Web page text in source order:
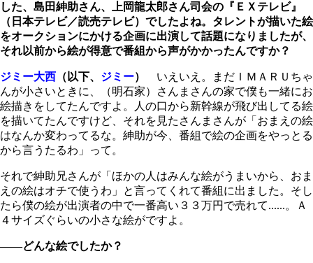
した、島田紳助さん、上岡龍太郎さん司会の『ＥＸテレビ』
（日本テレビ／読売テレビ）でしたよね。タレントが描いた絵
をオークションにかける企画に出演して話題になりましたが、
それ以前から絵が得意で番組から声がかかったんですか？
ジミー大西 （以下、 ジミー）
いえいえ。まだＩＭＡＲＵちゃ
んが小さいときに、（明石家）さんまさんの家で僕も一緒にお
絵描きをしてたんですよ。人の口から新幹線が飛び出してる絵
を描いてたんですけど、それを見たさんまさんが「おまえの絵
はなんか変わってるな。紳助が今、番組で絵の企画をやっとる
から言うたるわ」って。
それで紳助兄さんが「ほかの人はみんな絵がうまいから、おま
えの絵はオチで使うわ」と言ってくれて番組に出ました。そし
たら僕の絵が出演者の中で一番高い３３万円で売れて......。Ａ
４サイズぐらいの小さな絵がですよ。
――どんな絵でしたか？